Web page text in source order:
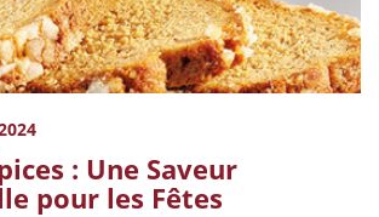
: Une Saveur
pour les Fêtes